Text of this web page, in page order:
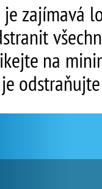
je zajímavá
na